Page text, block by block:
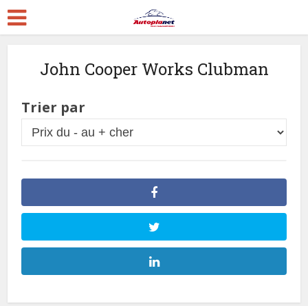
John Cooper Works Clubman
Trier par